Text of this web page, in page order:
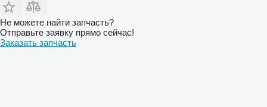
Не можете найти запчасть?
Отправьте заявку прямо сейчас!
Заказать запчасть